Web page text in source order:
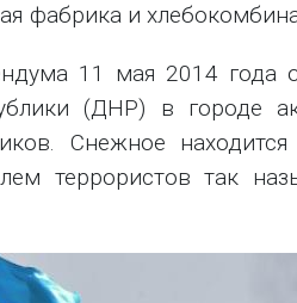
фабрика и
11 мая 2014 года
(ДНР) в городе
Снежное
террористов так